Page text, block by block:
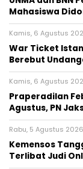
Mahasiswa
Kamis, 6 Agustus
War Ticket
Berebut
Kamis, 6 Agustus
Praperadilan
Agustus, PN
Rabu, 5 Agustus
Kemensos
Terlibat Judi